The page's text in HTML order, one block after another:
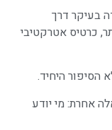
בעיקר דרך
כרטיס אטרקטיבי
הסיפור היחיד.
אחרת: מי יודע